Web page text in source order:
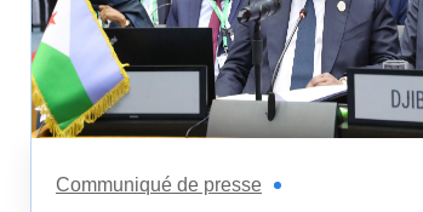
Communiqué de presse